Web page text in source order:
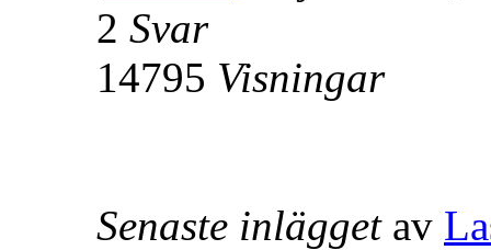
2 Svar
14795 Visningar
Senaste inlägget av